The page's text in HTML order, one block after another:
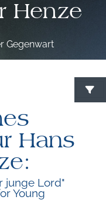
Henze
Gegenwart
Hans
junge Lord"
Young